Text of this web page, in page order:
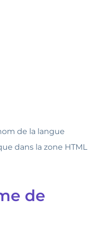
de la langue
dans la zone HTML
de